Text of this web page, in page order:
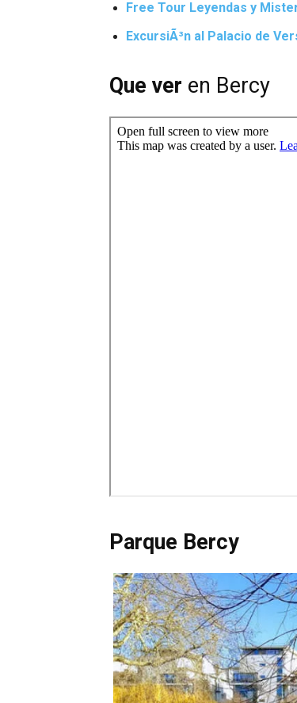
Free Tour Leyendas y
ExcursiÃ³n al Palacio de
Que ver en Bercy
Parque Bercy